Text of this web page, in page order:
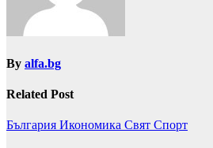
By alfa.bg
Related Post
България Икономика Свят Спорт